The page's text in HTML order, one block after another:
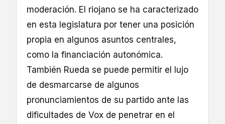
moderación. El riojano se ha caracterizado
en esta legislatura por tener una posición
propia en algunos asuntos centrales,
como la financiación autonómica.
También Rueda se puede permitir el lujo
de desmarcarse de algunos
pronunciamientos de su partido ante las
dificultades de Vox de penetrar en el